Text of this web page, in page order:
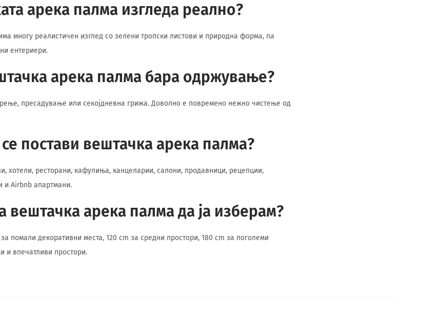
арека палма изгледа реално?
многу реалистичен изглед со зелени тропски листови и природна форма, па
ентериери.
арека палма бара одржување?
пресадување или секојдневна грижа. Доволно е повремено нежно чистење од
постави вештачка арека палма?
хотели, ресторани, кафулиња, канцеларии, салони, продавници, рецепции,
и Airbnb апартмани.
вештачка арека палма да ја изберам?
помали декоративни места, 120 cm за средни простори, 180 cm за поголеми
и впечатливи простори.